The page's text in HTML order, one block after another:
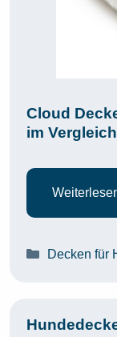
Cloud
im Vergleich
Kategorien
Decken für